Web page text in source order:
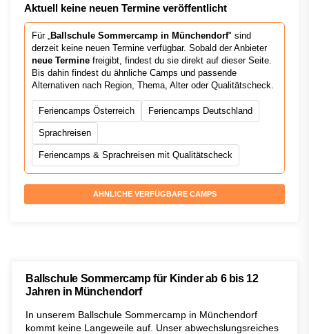
Aktuell keine neuen Termine veröffentlicht
Für „ Ballschule Sommercamp in Münchendorf" sind
derzeit keine neuen Termine verfügbar. Sobald der Anbieter
neue Termine freigibt, findest du sie direkt auf dieser Seite.
Bis dahin findest du ähnliche Camps und passende
Alternativen nach Region, Thema, Alter oder Qualitätscheck.
Feriencamps Österreich Feriencamps Deutschland
Sprachreisen
Feriencamps & Sprachreisen mit Qualitätscheck
ÄHNLICHE VERFÜGBARE CAMPS
Ballschule Sommercamp für Kinder ab 6 bis 12
Jahren in Münchendorf
In unserem Ballschule Sommercamp in Münchendorf
kommt keine Langeweile auf. Unser abwechslungsreiches